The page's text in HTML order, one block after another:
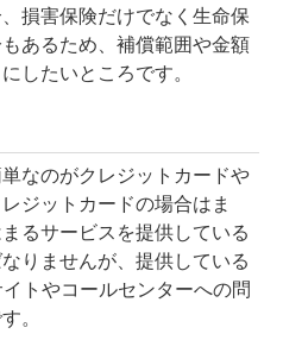
損害保険だけでなく生命保
あるため、補償範囲や金額
したいところです。
なのがクレジットカードや
ジットカードの場合はま
るサービスを提供している
りませんが、提供している
トやコールセンターへの問
。